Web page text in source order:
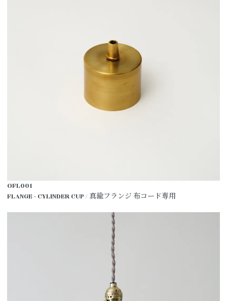
OFL001
FLANGE - CYLINDER CUP / 真鍮フランジ 布コード専用